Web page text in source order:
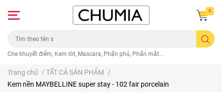
Che khuyết điểm, Kem lót, Mascara, Phấn phủ, Phấn mắt...
0
Trang chủ / TẤT CẢ SẢN PHẨM /
Kem nền MAYBELLINE super stay - 102 fair porcelain